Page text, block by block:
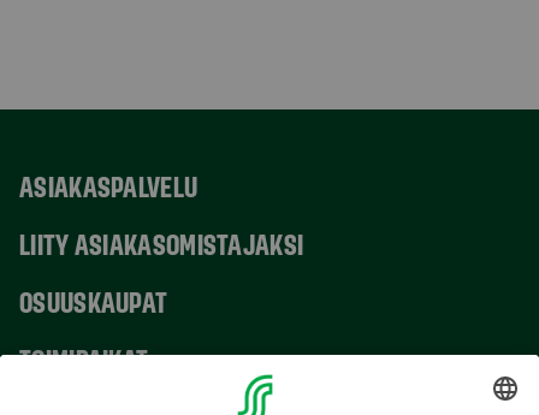
ASIAKASPALVELU
LIITY ASIAKASOMISTAJAKSI
OSUUSKAUPAT
TOIMIPAIKAT